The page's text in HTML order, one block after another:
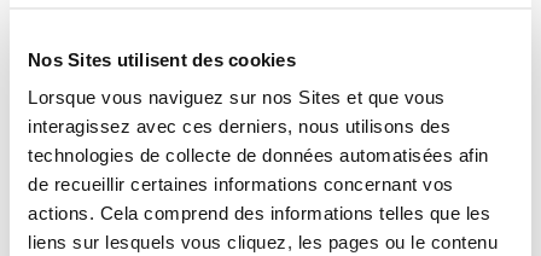
Nos Sites utilisent des cookies
Lorsque vous naviguez sur nos Sites et que vous
interagissez avec ces derniers, nous utilisons des
technologies de collecte de données automatisées afin
de recueillir certaines informations concernant vos
actions. Cela comprend des informations telles que les
liens sur lesquels vous cliquez, les pages ou le contenu
accentués selon les familles :
parents, sources de tensions dans leurs relations
parentales et conjugales. Ils présentent également
un danger pour les enfants en termes de santé
contenus inadaptés. Pourtant, ce sont les parents qui